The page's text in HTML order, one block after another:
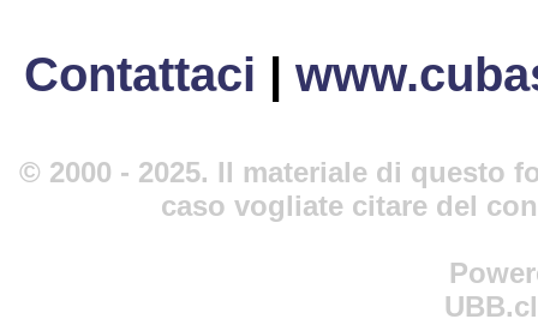
Contattaci |
© 2000 - 2025. Il materiale di questo
caso vogliate citare del